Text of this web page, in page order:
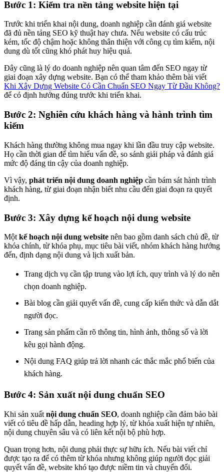
Bước 1: Kiểm tra nền tảng website hiện tại
Trước khi triển khai nội dung, doanh nghiệp cần đánh giá website
đã đủ nền tảng SEO kỹ thuật hay chưa. Nếu website có cấu trúc
kém, tốc độ chậm hoặc không thân thiện với công cụ tìm kiếm, nội
dung dù tốt cũng khó phát huy hiệu quả.
Đây cũng là lý do doanh nghiệp nên quan tâm đến SEO ngay từ
giai đoạn xây dựng website. Bạn có thể tham khảo thêm bài viết
Khi Xây Dựng Website Có Cần Chuẩn SEO Ngay Từ Đầu Không?
để có định hướng đúng trước khi triển khai.
Bước 2: Nghiên cứu khách hàng và hành trình tìm
kiếm
Khách hàng thường không mua ngay khi lần đầu truy cập website.
Họ cần thời gian để tìm hiểu vấn đề, so sánh giải pháp và đánh giá
mức độ đáng tin cậy của doanh nghiệp.
Vì vậy, phát triển nội dung doanh nghiệp cần bám sát hành trình
khách hàng, từ giai đoạn nhận biết nhu cầu đến giai đoạn ra quyết
định.
Bước 3: Xây dựng kế hoạch nội dung website
Một kế hoạch nội dung website nên bao gồm danh sách chủ đề, từ
khóa chính, từ khóa phụ, mục tiêu bài viết, nhóm khách hàng hướng
đến, định dạng nội dung và lịch xuất bản.
Trang dịch vụ cần tập trung vào lợi ích, quy trình và lý do nên
chọn doanh nghiệp.
Bài blog cần giải quyết vấn đề, cung cấp kiến thức và dẫn dắt
người đọc.
Trang sản phẩm cần rõ thông tin, hình ảnh, thông số và lời
kêu gọi hành động.
Nội dung FAQ giúp trả lời nhanh các thắc mắc phổ biến của
khách hàng.
Bước 4: Sản xuất nội dung chuẩn SEO
Khi sản xuất nội dung chuẩn SEO, doanh nghiệp cần đảm bảo bài
viết có tiêu đề hấp dẫn, heading hợp lý, từ khóa xuất hiện tự nhiên,
nội dung chuyên sâu và có liên kết nội bộ phù hợp.
Quan trọng hơn, nội dung phải thực sự hữu ích. Nếu bài viết chỉ
được tạo ra để có thêm từ khóa nhưng không giúp người đọc giải
quyết vấn đề, website khó tạo được niềm tin và chuyển đổi.